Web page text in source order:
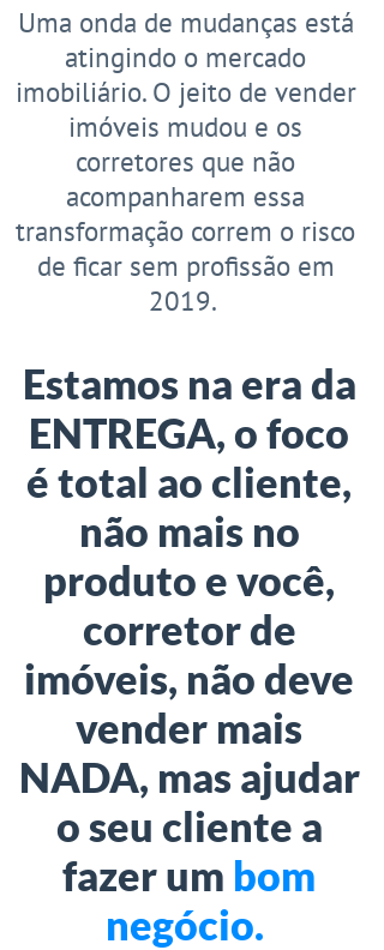
​​​​​​​Uma onda de mudanças está
atingindo o mercado
imobiliário. O jeito de vender
imóveis mudou e os
corretores que não
acompanharem essa
transformação correm o risco
de ficar sem profissão em
2019.
Estamos na era da
ENTREGA, o foco
é total ao cliente,
não mais no
produto e você,
corretor de
imóveis, não deve
vender mais
NADA, mas ajudar
o seu cliente a
fazer um bom
negócio.